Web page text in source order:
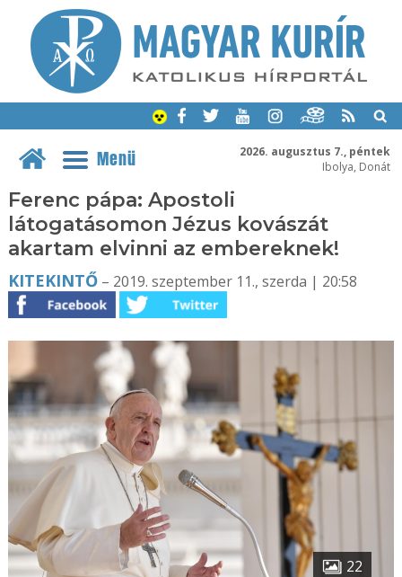
2026. augusztus 7., péntek
Ibolya, Donát
Menü
Ferenc pápa: Apostoli
látogatásomon Jézus kovászát
akartam elvinni az embereknek!
KITEKINTŐ– 2019. szeptember 11., szerda | 20:58
22